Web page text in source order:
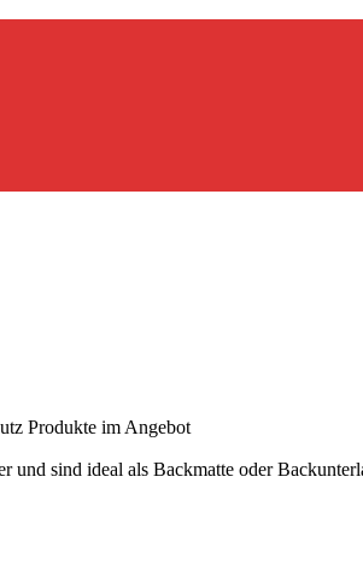
Produkte im Angebot
sind ideal als Backmatte oder